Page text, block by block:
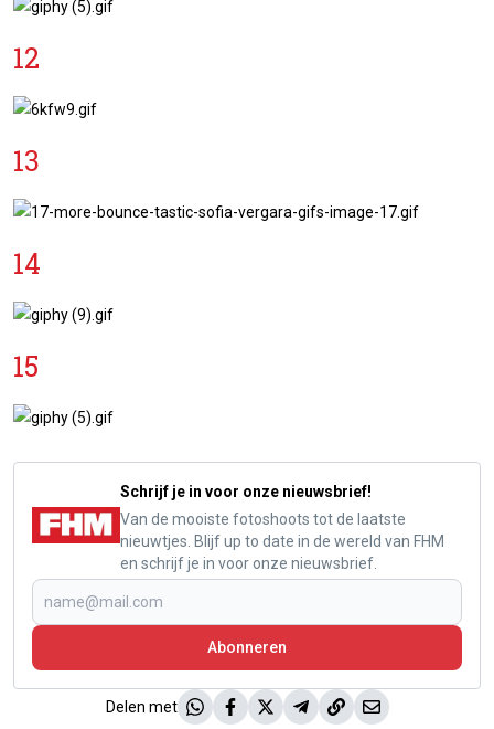
12
13
14
15
Schrijf je in voor onze nieuwsbrief!
Van de mooiste fotoshoots tot de laatste
nieuwtjes. Blijf up to date in de wereld van FHM
en schrijf je in voor onze nieuwsbrief.
Abonneren
Delen met